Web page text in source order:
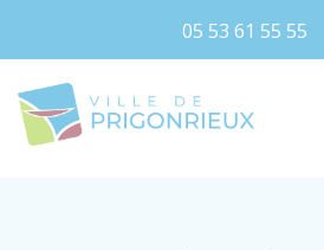
05 53 61 55 55